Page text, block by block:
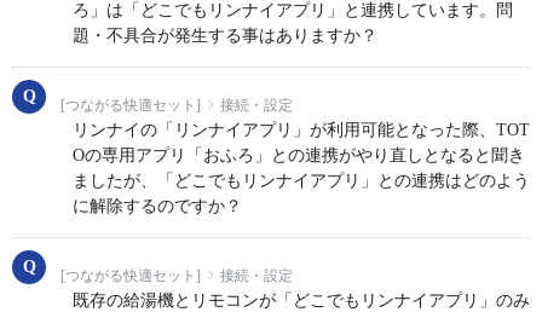
ろ」は「どこでもリンナイアプリ」と連携しています。問
題・不具合が発生する事はありますか？
[つながる快適セット] 接続・設定
リンナイの「リンナイアプリ」が利用可能となった際、TOT
Oの専用アプリ「おふろ」との連携がやり直しとなると聞き
ましたが、「どこでもリンナイアプリ」との連携はどのよう
に解除するのですか？
[つながる快適セット] 接続・設定
既存の給湯機とリモコンが「どこでもリンナイアプリ」のみ